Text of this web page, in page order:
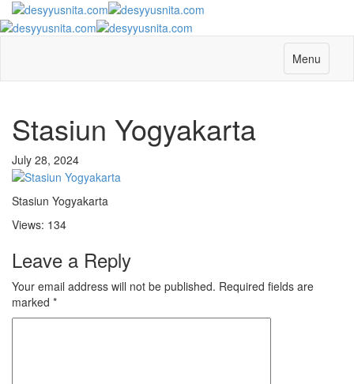
Menu
Stasiun Yogyakarta
July 28, 2024
Stasiun Yogyakarta
Views: 134
Leave a Reply
Your email address will not be published. Required fields are
marked *